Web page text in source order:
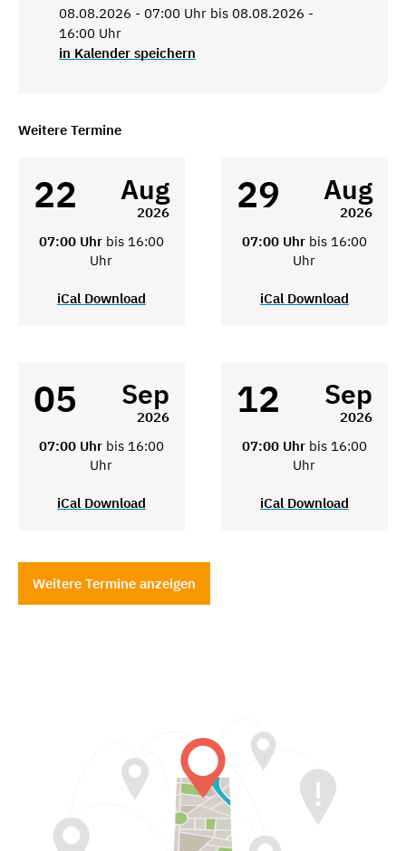
08.08.2026 - 07:00 Uhr bis 08.08.2026 -
16:00 Uhr
in Kalender speichern
Weitere Termine
22 Aug
2026
07:00 Uhr bis 16:00
Uhr
iCal Download
29 Aug
2026
07:00 Uhr bis 16:00
Uhr
iCal Download
05 Sep
2026
07:00 Uhr bis 16:00
Uhr
iCal Download
12 Sep
2026
07:00 Uhr bis 16:00
Uhr
iCal Download
Weitere Termine anzeigen